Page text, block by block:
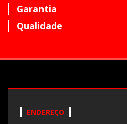
Garantia
Qualidade
ENDEREÇO